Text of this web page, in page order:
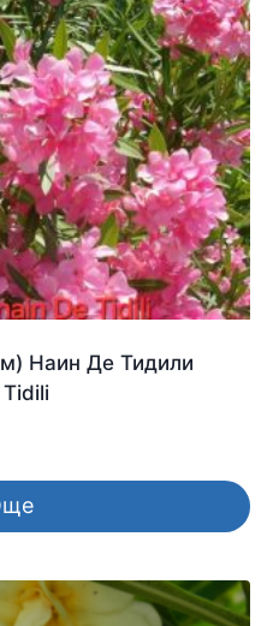
Наин Де Тидили